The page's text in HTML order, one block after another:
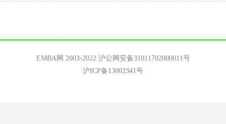
EMBA网 2003-2022 沪公网安备31011702000011号
沪ICP备13002341号